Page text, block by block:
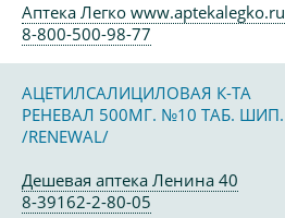
Аптека Легко www.aptekalegko.ru
8-800-500-98-77
АЦЕТИЛСАЛИЦИЛОВАЯ К-ТА
РЕНЕВАЛ 500МГ. №10 ТАБ. ШИП.
/RENEWAL/
Дешевая аптека Ленина 40
8-39162-2-80-05